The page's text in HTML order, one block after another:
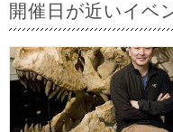
開催日が近いイベ